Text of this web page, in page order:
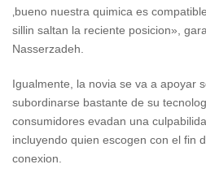
‚bueno nuestra quimica es
silli­n saltan la reciente posicion»,
Nasserzadeh.
Igualmente, la novia se va a apoyar
subordinarse bastante de su
consumidores evadan una
incluyendo quien escogen con el fin
conexion.